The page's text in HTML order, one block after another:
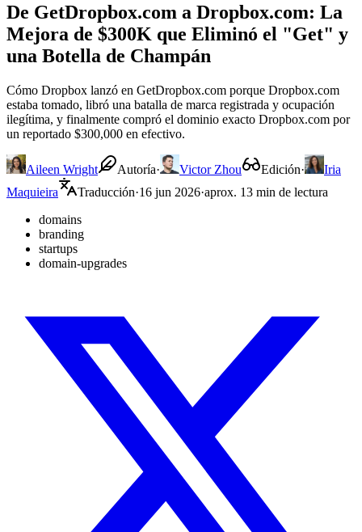
De GetDropbox.com a Dropbox.com: La
Mejora de $300K que Eliminó el "Get" y
una Botella de Champán
Cómo Dropbox lanzó en GetDropbox.com porque Dropbox.com
estaba tomado, libró una batalla de marca registrada y ocupación
ilegítima, y finalmente compró el dominio exacto Dropbox.com por
un reportado $300,000 en efectivo.
Aileen Wright Autoría· Victor Zhou Edición·
Iria
Maquieira
Traducción·16 jun 2026·aprox. 13 min de lectura
domains
branding
startups
domain-upgrades